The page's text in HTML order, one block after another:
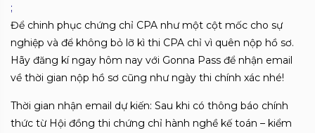
;
Để chinh phục chứng chỉ CPA như một cột mốc cho sự
nghiệp và để không bỏ lỡ kì thi CPA chỉ vì quên nộp hồ sơ.
Hãy đăng kí ngay hôm nay với Gonna Pass để nhận email
về thời gian nộp hồ sơ cũng như ngày thi chính xác nhé!
Thời gian nhận email dự kiến: Sau khi có thông báo chính
thức từ Hội đồng thi chứng chỉ hành nghề kế toán – kiểm